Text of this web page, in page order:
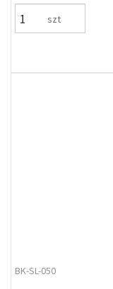
szt
BK-SL-050